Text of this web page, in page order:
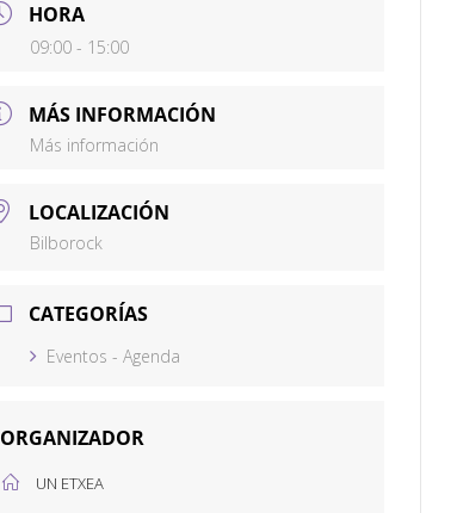
HORA
09:00 - 15:00
MÁS INFORMACIÓN
Más información
LOCALIZACIÓN
Bilborock
CATEGORÍAS
Eventos - Agenda
ORGANIZADOR
UN ETXEA